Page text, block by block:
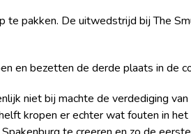
te pakken. De uitwedstrijd bij The
en bezetten de derde plaats in de
niet bij machte de verdediging van
kropen er echter wat fouten in het